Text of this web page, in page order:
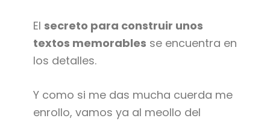
El secreto para construir unos
textos memorables se encuentra en
los detalles.
Y como si me das mucha cuerda me
enrollo, vamos ya al meollo del